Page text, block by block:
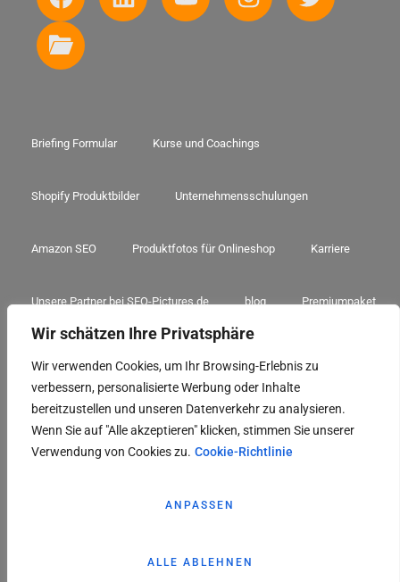
Wir schätzen Ihre Privatsphäre
Wir verwenden Cookies, um Ihr Browsing-Erlebnis zu
verbessern, personalisierte Werbung oder Inhalte
bereitzustellen und unseren Datenverkehr zu analysieren.
Wenn Sie auf "Alle akzeptieren" klicken, stimmen Sie unserer
Verwendung von Cookies zu. Cookie-Richtlinie
ANPASSEN
ALLE ABLEHNEN
Briefing Formular Kurse und Coachings
Shopify Produktbilder Unternehmensschulungen
Amazon SEO Produktfotos für Onlineshop Karriere
Unsere Partner bei SEO-Pictures.de blog Premiumpaket
3D-Premiumpaket 3D A+ Paket
Impressum